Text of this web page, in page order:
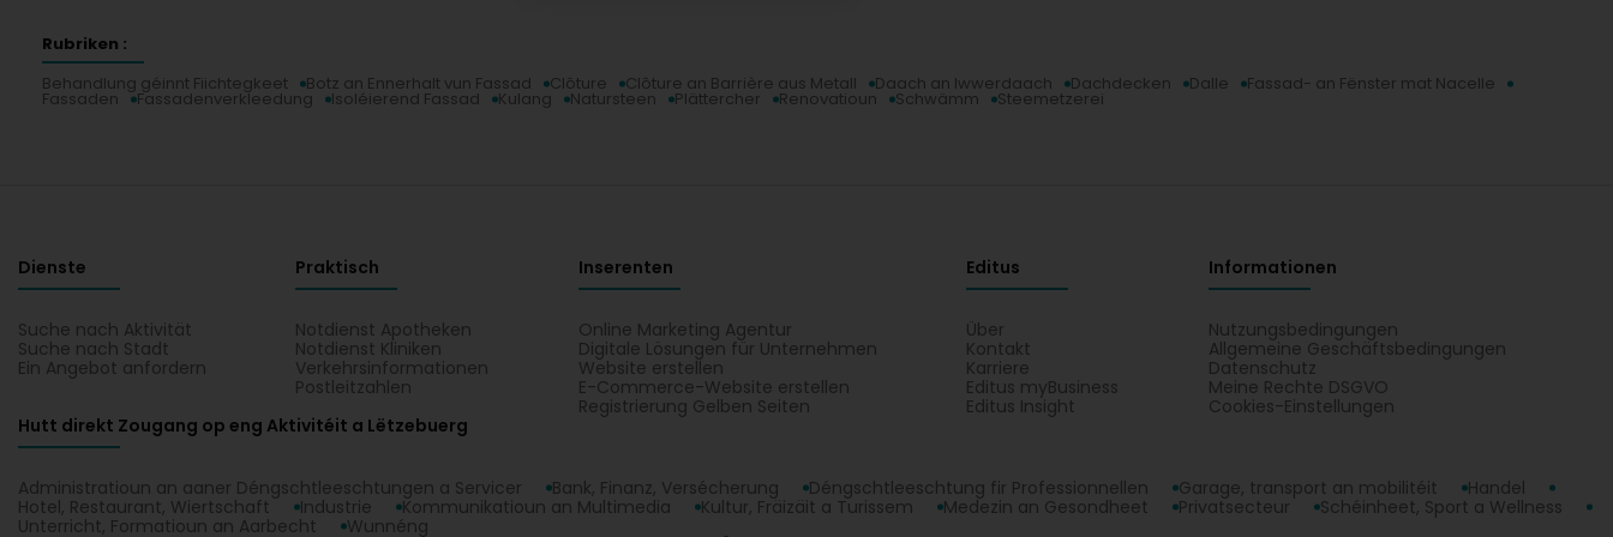
Rubriken :
Behandlung géinnt Fiichtegkeet
Botz an Ennerhalt vun Fassad Clôture Clôture an Barrière aus Metall Daach an Iwwerdaach Dachdecken Dalle Fassad- an Fënster mat Nacelle
Fassaden Fassadenverkleedung Isoléierend Fassad Kulang Natursteen Plättercher Renovatioun Schwämm Steemetzerei
Dienste
Suche nach Aktivität
Suche nach Stadt
Ein Angebot anfordern
Praktisch
Notdienst Apotheken
Notdienst Kliniken
Verkehrsinformationen
Postleitzahlen
Inserenten
Online Marketing Agentur
Digitale Lösungen für Unternehmen
Website erstellen
E-Commerce-Website erstellen
Registrierung Gelben Seiten
Editus
Über
Kontakt
Karriere
Editus myBusiness
Editus Insight
Informationen
Nutzungsbedingungen
Allgemeine Geschäftsbedingungen
Datenschutz
Meine Rechte DSGVO
Cookies-Einstellungen
Hutt direkt Zougang op eng Aktivitéit a Lëtzebuerg
Administratioun an aaner Déngschtleeschtungen a Servicer Bank, Finanz, Versécherung Déngschtleeschtung fir Professionnellen Garage, transport an mobilitéit
Handel
Hotel, Restaurant, Wiertschaft
Industrie Kommunikatioun an Multimedia Kultur, Fräizäit a Turissem Medezin an Gesondheet Privatsecteur
Schéinheet, Sport a Wellness
Unterricht, Formatioun an Aarbecht
Wunnéng